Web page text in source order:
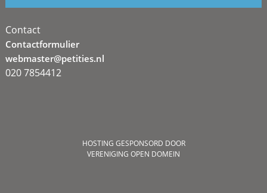
Contact
Contactformulier
webmaster@petities.nl
020 7854412
HOSTING GESPONSORD DOOR
VERENIGING OPEN DOMEIN